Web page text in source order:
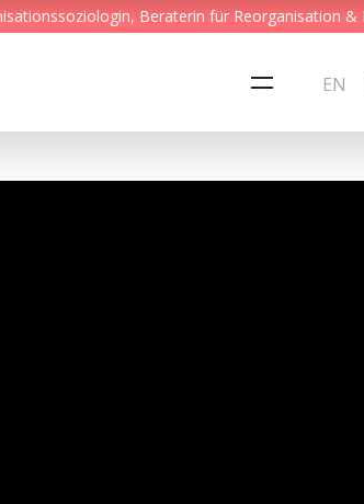
Beraterin für Reorganisation &
EN
Minds